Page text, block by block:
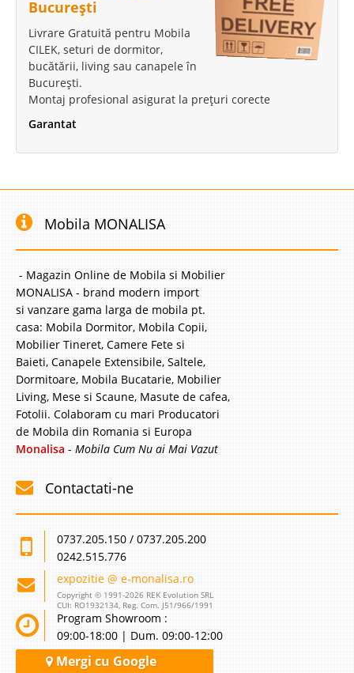
București
Livrare Gratuită pentru Mobila
CILEK, seturi de dormitor,
bucătării, living sau canapele în
București.
Montaj profesional asigurat la prețuri corecte
Garantat
Mobila MONALISA
- Magazin Online de Mobila si Mobilier
MONALISA - brand modern import
si vanzare gama larga de mobila pt.
casa: Mobila Dormitor, Mobila Copii,
Mobilier Tineret, Camere Fete si
Baieti, Canapele Extensibile, Saltele,
Dormitoare, Mobila Bucatarie, Mobilier
Living, Mese si Scaune, Masute de cafea,
Fotolii. Colaboram cu mari Producatori
de Mobila din Romania si Europa
Monalisa - Mobila Cum Nu ai Mai Vazut
Contactati-ne
0737.205.150 / 0737.205.200
0242.515.776
expozitie @ e-monalisa.ro
Copyright © 1991-2026 REK Evolution SRL
CUI: RO1932134, Reg. Com. J51/966/1991
Program Showroom :
09:00-18:00 | Dum. 09:00-12:00
Mergi cu Google